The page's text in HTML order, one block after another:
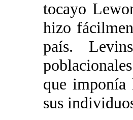
tocayo
hizo
país.
que imponía
sus